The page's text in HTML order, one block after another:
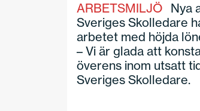
ARBETSMILJÖ Nya
Sveriges Skolledare
arbetet med höjda
– Vi är glada att
överens inom utsatt
Sveriges Skolledare.